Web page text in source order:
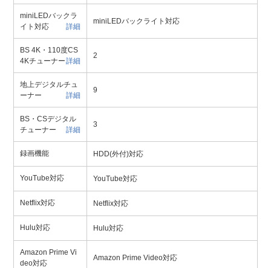
miniLEDバックラ
イト対応
詳細
miniLEDバックライト対応
BS 4K・110度CS
4Kチューナー詳細
2
地上デジタルチュ
ーナー
詳細
9
BS・CSデジタル
チューナー
詳細
3
録画機能 HDD(外付)対応
YouTube対応 YouTube対応
Netflix対応 Netflix対応
Hulu対応 Hulu対応
Amazon Prime Vi
deo対応
Amazon Prime Video対応